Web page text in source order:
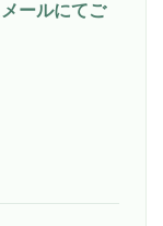
メールにてご